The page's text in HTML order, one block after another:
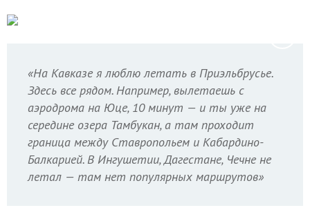
«На Кавказе я люблю летать в Приэльбрусье.
Здесь все рядом. Например, вылетаешь с
аэродрома на Юце, 10 минут — и ты уже на
середине озера Тамбукан, а там проходит
граница между Ставропольем и Кабардино-
Балкарией. В Ингушетии, Дагестане, Чечне не
летал — там нет популярных маршрутов»